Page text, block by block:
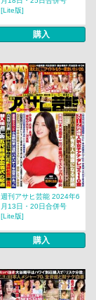
[Lite版]
購入
週刊アサヒ芸能 2024年6
月13日・20日合併号
[Lite版]
購入